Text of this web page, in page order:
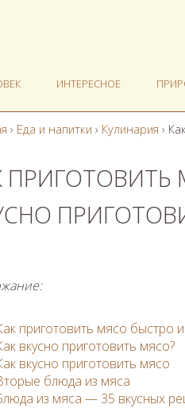
ИНТЕРЕСНОЕ
› Еда и напитки › Кулинария ›
приготовить мясо быстро и
вкусно приготовить мясо?
вкусно приготовить мясо
блюда из мяса
из мяса — 35 вкусных